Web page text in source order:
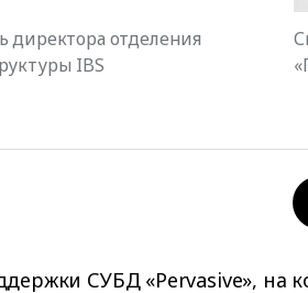
отделения
IBS
СУБД «Pervasive», на